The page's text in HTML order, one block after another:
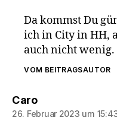
Da kommst Du
ich in City in HH,
auch nicht wenig.
VOM BEITRAGSAUTOR
Carosagt:
26. Februar 2023 um